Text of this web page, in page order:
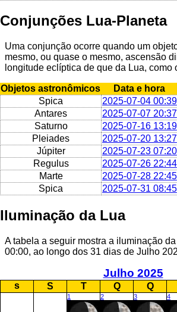
Conjunções Lua-Planeta
Uma conjunção ocorre quando um
mesmo, ou quase o mesmo, ascensão
longitude eclíptica de que da Lua, como
Objetos astronômicos
Data e hora
Spica
2025-07-04 00:39
Antares
2025-07-07 20:37
Saturno
2025-07-16 13:19
Pleiades
2025-07-20 13:27
Júpiter
2025-07-23 07:20
Regulus
2025-07-26 22:44
Marte
2025-07-28 22:45
Spica
2025-07-31 08:45
Iluminação da Lua
A tabela a seguir mostra a iluminação
00:00, ao longo dos 31 dias de Julho
Julho 2025
s S T Q Q
1 2 3 4